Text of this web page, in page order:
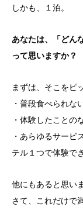
しかも、１泊。
あなたは、「どん
って思いますか？
まずは、そこをピ
・普段食べられな
・体験したことの
・あらゆるサービ
テル１つで体験で
他にもあると思い
さて、これだけで